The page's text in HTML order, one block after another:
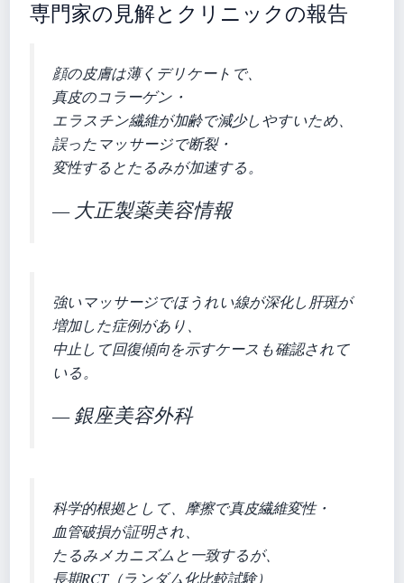
専門家の見解とクリニックの報告
顔の皮膚は薄くデリケートで、
真皮のコラーゲン・
エラスチン繊維が加齢で減少しやすいため、
誤ったマッサージで断裂・
変性するとたるみが加速する。
— 大正製薬美容情報
強いマッサージでほうれい線が深化し肝斑が
増加した症例があり、
中止して回復傾向を示すケースも確認されて
いる。
— 銀座美容外科
科学的根拠として、摩擦で真皮繊維変性・
血管破損が証明され、
たるみメカニズムと一致するが、
長期RCT（ランダム化比較試験）